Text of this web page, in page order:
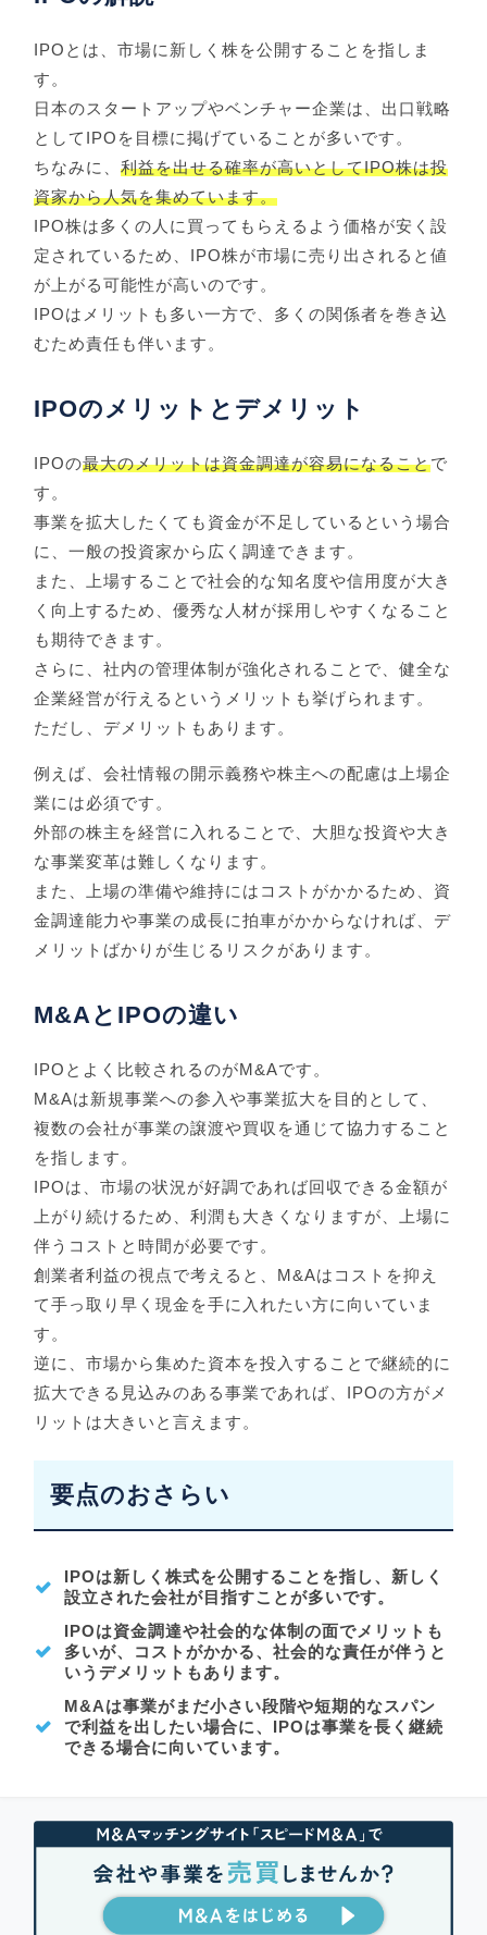
IPOとは、市場に新しく株を公開することを指しま
す。
日本のスタートアップやベンチャー企業は、出口戦略
としてIPOを目標に掲げていることが多いです。
ちなみに、利益を出せる確率が高いとしてIPO株は投
資家から人気を集めています。
IPO株は多くの人に買ってもらえるよう価格が安く設
定されているため、IPO株が市場に売り出されると値
が上がる可能性が高いのです。
IPOはメリットも多い一方で、多くの関係者を巻き込
むため責任も伴います。
IPOのメリットとデメリット
IPOの最大のメリットは資金調達が容易になることで
す。
事業を拡大したくても資金が不足しているという場合
に、一般の投資家から広く調達できます。
また、上場することで社会的な知名度や信用度が大き
く向上するため、優秀な人材が採用しやすくなること
も期待できます。
さらに、社内の管理体制が強化されることで、健全な
企業経営が行えるというメリットも挙げられます。
ただし、デメリットもあります。
例えば、会社情報の開示義務や株主への配慮は上場企
業には必須です。
外部の株主を経営に入れることで、大胆な投資や大き
な事業変革は難しくなります。
また、上場の準備や維持にはコストがかかるため、資
金調達能力や事業の成長に拍車がかからなければ、デ
メリットばかりが生じるリスクがあります。
M&AとIPOの違い
IPOとよく比較されるのがM&Aです。
M&Aは新規事業への参入や事業拡大を目的として、
複数の会社が事業の譲渡や買収を通じて協力すること
を指します。
IPOは、市場の状況が好調であれば回収できる金額が
上がり続けるため、利潤も大きくなりますが、上場に
伴うコストと時間が必要です。
創業者利益の視点で考えると、M&Aはコストを抑え
て手っ取り早く現金を手に入れたい方に向いていま
す。
逆に、市場から集めた資本を投入することで継続的に
拡大できる見込みのある事業であれば、IPOの方がメ
リットは大きいと言えます。
要点のおさらい
IPOは新しく株式を公開することを指し、新しく
設立された会社が目指すことが多いです。
IPOは資金調達や社会的な体制の面でメリットも
多いが、コストがかかる、社会的な責任が伴うと
いうデメリットもあります。
M&Aは事業がまだ小さい段階や短期的なスパン
で利益を出したい場合に、IPOは事業を長く継続
できる場合に向いています。